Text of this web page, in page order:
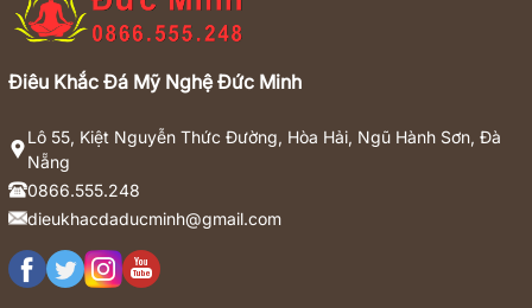
Điêu Khắc Đá Mỹ Nghệ Đức Minh
Lô 55, Kiệt Nguyễn Thức Đường, Hòa Hải, Ngũ Hành Sơn, Đà
Nẵng
0866.555.248
dieukhacdaducminh@gmail.com